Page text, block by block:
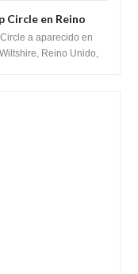
Circle en Reino
a aparecido en
Reino Unido,